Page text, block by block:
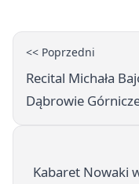
<< Poprzedni
Recital Michała
Dąbrowie
Kabaret Nowaki